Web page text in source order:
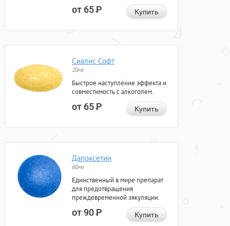
от 65Р Купить
Сиалис Софт
20мг
Быстрое наступление эффекта и
совместимость с алкоголем.
от 65Р Купить
Дапоксетин
60мг
Единственный в мире препарат
для предотвращения
преждевременной эякуляции.
от 90Р Купить